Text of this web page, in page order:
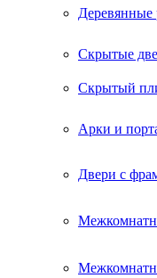
Деревянные
Скрытые
Скрытый
Арки и
Двери с